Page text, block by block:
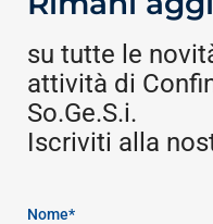
su tutte le
attività di
So.Ge.S.i.
Iscriviti alla
Nome*